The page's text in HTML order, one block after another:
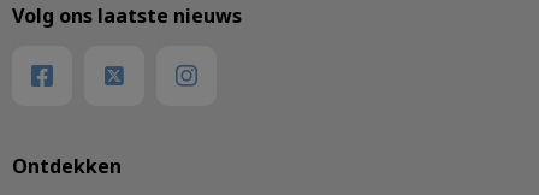
Ontdekken
Volg ons laatste nieuws